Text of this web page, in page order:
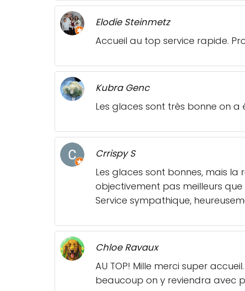
Elodie Steinmetz
Accueil au top service rapide.
Kubra Genc
Les glaces sont très bonne on a
Crrispy S
Les glaces sont bonnes, mais
objectivement pas meilleurs que
Service sympathique,
Chloe Ravaux
AU TOP! Mille merci super
beaucoup on y reviendra avec